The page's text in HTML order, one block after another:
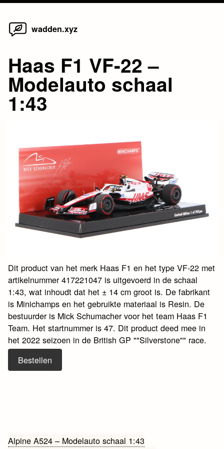
Skip
wadden.xyz
Haas F1 VF-22 –
Modelauto schaal
1:43
Dit product van het merk Haas F1 en het type VF-22 met
artikelnummer 417221047 is uitgevoerd in de schaal
1:43, wat inhoudt dat het ± 14 cm groot is. De fabrikant
is Minichamps en het gebruikte materiaal is Resin. De
bestuurder is Mick Schumacher voor het team Haas F1
Team. Het startnummer is 47. Dit product deed mee in
het 2022 seizoen in de British GP ""Silverstone"" race.
Bestellen
Bericht
Alpine A524 – Modelauto schaal 1:43